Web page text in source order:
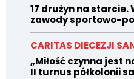
17 drużyn na starcie.
zawody sportowo-
CARITAS DIECEZJI
„Miłość czynna jest
II turnus półkolonii